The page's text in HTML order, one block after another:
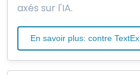
axés sur l'IA.
En savoir plus: contre